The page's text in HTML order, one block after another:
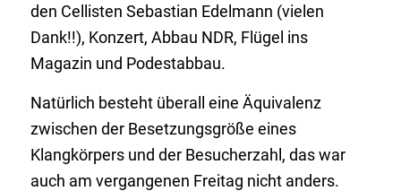
den Cellisten Sebastian Edelmann (vielen
Dank!!), Konzert, Abbau NDR, Flügel ins
Magazin und Podestabbau.
Natürlich besteht überall eine Äquivalenz
zwischen der Besetzungsgröße eines
Klangkörpers und der Besucherzahl, das war
auch am vergangenen Freitag nicht anders.